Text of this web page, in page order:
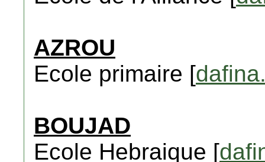
AZROU
Ecole primaire [
BOUJAD
Ecole Hebraique [